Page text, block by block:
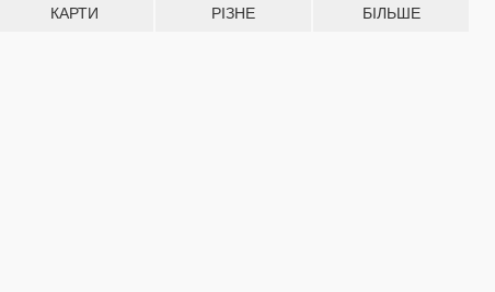
КАРТИ РІЗНЕ БІЛЬШЕ